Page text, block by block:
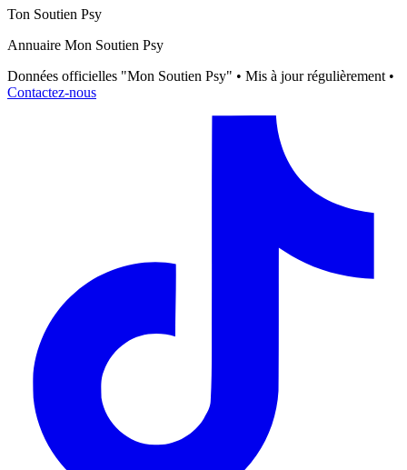
Ton Soutien Psy
Annuaire Mon Soutien Psy
Données officielles "Mon Soutien Psy" • Mis à jour régulièrement •
Contactez-nous